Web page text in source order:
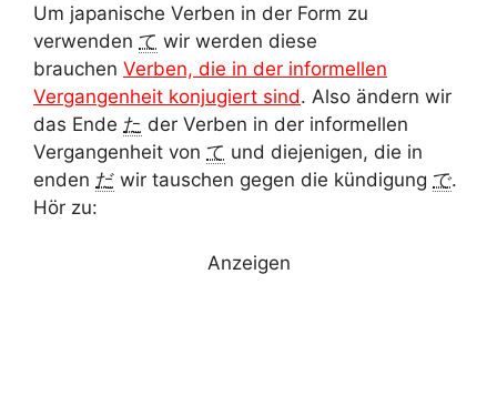
Um japanische Verben in der Form zu
verwenden て wir werden diese
brauchen Verben, die in der informellen
Vergangenheit konjugiert sind. Also ändern wir
das Ende た der Verben in der informellen
Vergangenheit von て und diejenigen, die in
enden だ wir tauschen gegen die kündigung で.
Hör zu:
Anzeigen